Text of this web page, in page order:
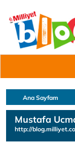
Ana Sayfam
Mustafa
http://